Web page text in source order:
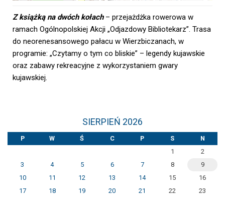
Z książką na dwóch kołach– przejażdżka rowerowa w
ramach Ogólnopolskiej Akcji „Odjazdowy Bibliotekarz”. Trasa
do neorenesansowego pałacu w Wierzbiczanach, w
programie: „Czytamy o tym co bliskie” – legendy kujawskie
oraz zabawy rekreacyjne z wykorzystaniem gwary
kujawskiej.
SIERPIEŃ 2026
P W Ś C P S
N
1
2
3
4 5 6 7 8
9
10
11 12 13 14 15
16
17
18 19 20 21 22
23